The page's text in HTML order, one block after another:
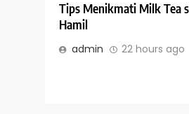
Tips Menikmati Milk Tea
Hamil
admin 22 hours ago